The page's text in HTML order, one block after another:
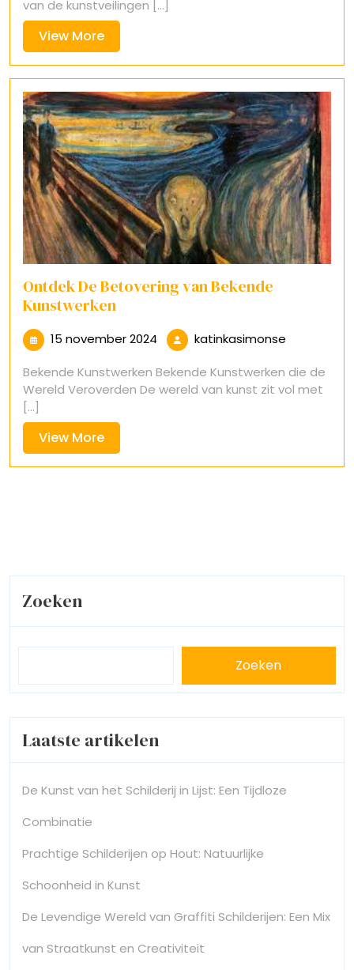
van de kunstveilingen [...]
View MoreView
More
Ontdek De Betovering van Bekende
Kunstwerken
15 november 2024 15
november
2024
katinkasimonse
Bekende Kunstwerken Bekende Kunstwerken die de
Wereld Veroverden De wereld van kunst zit vol met
[...]
View MoreView
More
Zoeken
Zoeken
Laatste artikelen
De Kunst van het Schilderij in Lijst: Een Tijdloze
Combinatie
Prachtige Schilderijen op Hout: Natuurlijke
Schoonheid in Kunst
De Levendige Wereld van Graffiti Schilderijen: Een Mix
van Straatkunst en Creativiteit